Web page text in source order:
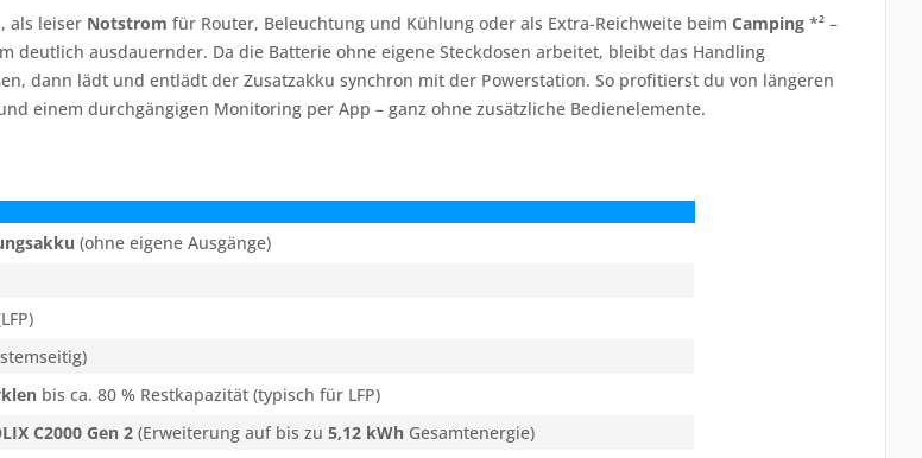
als leiser Notstrom für Router, Beleuchtung und Kühlung oder als Extra-Reichweite beim Camping *² –
deutlich ausdauernder. Da die Batterie ohne eigene Steckdosen arbeitet, bleibt das Handling
dann lädt und entlädt der Zusatzakku synchron mit der Powerstation. So profitierst du von längeren
einem durchgängigen Monitoring per App – ganz ohne zusätzliche Bedienelemente.
(ohne eigene Ausgänge)
bis ca. 80 % Restkapazität (typisch für LFP)
C2000 Gen 2 (Erweiterung auf bis zu 5,12 kWh Gesamtenergie)